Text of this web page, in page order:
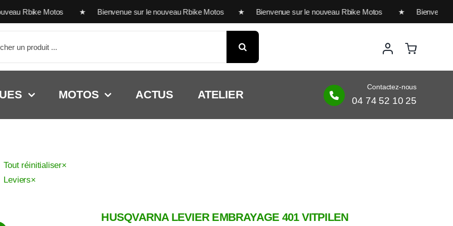
Rbike Motos ★ Bienvenue sur le nouveau Rbike Motos ★ Bienvenue sur le nouveau Rbike Motos ★ Bienvenue sur
MOTOS ACTUS ATELIER
Contactez-nous
04 74 52 10 25
Tout réinitialiser×
Leviers×
HUSQVARNA LEVIER EMBRAYAGE 401 VITPILEN